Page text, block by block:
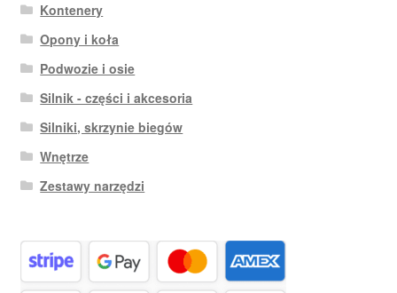
Kontenery
Opony i koła
Podwozie i osie
Silnik - części i akcesoria
Silniki, skrzynie biegów
Wnętrze
Zestawy narzędzi